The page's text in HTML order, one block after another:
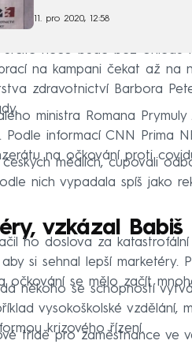
11. pro 2020, 12:58
určitě něco bude bez ohledu
na kampani čekat až na
zdravotnictví Barbora
ministra Romana Prymuly
informací CNN Prima
na očkování proti
médiích, cupovali
nich vypadala spíš jako
vzkázal Babiš
ho doslova za
si sehnal lepší marketéry.
očkování se mělo začít
někoho se schopností
vysokoškolské vzdělání,
krizového řízení.
třídě pro zaměstnance ve